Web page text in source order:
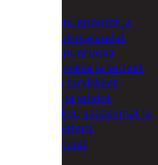
Linnunpöntöt ja
ruokintalaudat
Linnunruoka
Kodin elektroniikka ja laitteet
Imurit ja tarvikkeet
Kaapelit ja johdot
Kelloradiot, sääasemat ja
lämpömittarit
Oheislaitteet